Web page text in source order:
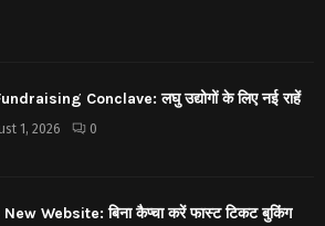
Conclave: लघु उद्योगों के लिए नई राहें
1, 2026 0
New Website: बिना कैप्चा करें फास्ट टिकट बुकिंग